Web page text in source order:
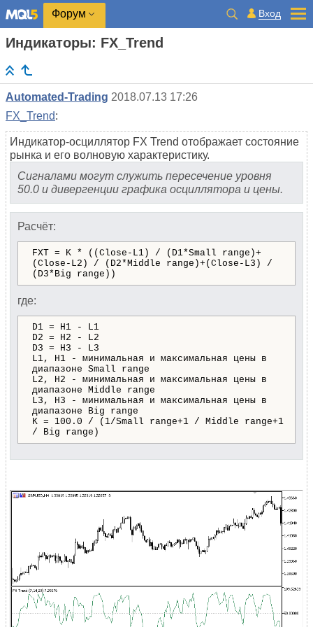
Форум Вход
Индикаторы: FX_Trend
Automated-Trading 2018.07.13 17:26
FX_Trend:
Индикатор-осциллятор FX Trend отображает состояние
рынка и его волновую характеристику.
Сигналами могут служить пересечение уровня
50.0 и дивергенции графика осциллятора и цены.
Расчёт:
FXT = K * ((Close-L1) / (D1*Small range)+
(Close-L2) / (D2*Middle range)+(Close-L3) /
(D3*Big range))
где:
D1 = H1 - L1
D2 = H2 - L2
D3 = H3 - L3
L1, H1 - минимальная и максимальная цены в
диапазоне Small range
L2, H2 - минимальная и максимальная цены в
диапазоне Middle range
L3, H3 - минимальная и максимальная цены в
диапазоне Big range
K = 100.0 / (1/Small range+1 / Middle range+1
/ Big range)